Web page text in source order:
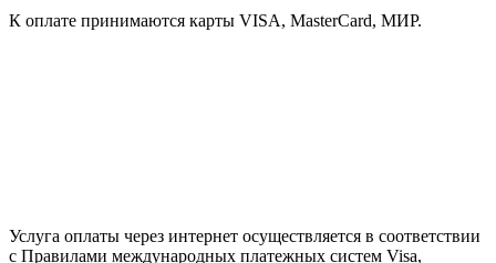
К оплате принимаются карты VISA, MasterCard, МИР.
Услуга оплаты через интернет осуществляется в соответствии
с Правилами международных платежных систем Visa,